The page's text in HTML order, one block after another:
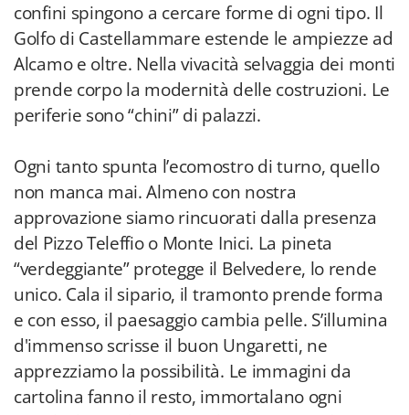
confini spingono a cercare forme di ogni tipo. Il
Golfo di Castellammare estende le ampiezze ad
Alcamo e oltre. Nella vivacità selvaggia dei monti
prende corpo la modernità delle costruzioni. Le
periferie sono “chini” di palazzi.
Ogni tanto spunta l’ecomostro di turno, quello
non manca mai. Almeno con nostra
approvazione siamo rincuorati dalla presenza
del Pizzo Teleffio o Monte Inici. La pineta
“verdeggiante” protegge il Belvedere, lo rende
unico. Cala il sipario, il tramonto prende forma
e con esso, il paesaggio cambia pelle. S’illumina
d'immenso scrisse il buon Ungaretti, ne
apprezziamo la possibilità. Le immagini da
cartolina fanno il resto, immortalano ogni